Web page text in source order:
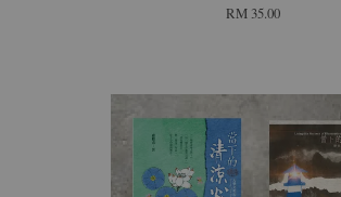
RM 35.00